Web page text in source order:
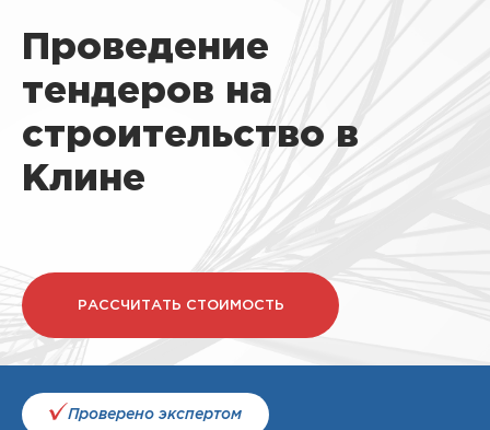
Проведение
тендеров на
строительство в
Клине
РАССЧИТАТЬ СТОИМОСТЬ
Проверено экспертом